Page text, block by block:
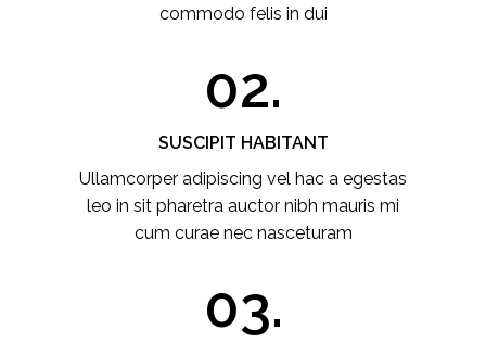
commodo felis in dui
02.
SUSCIPIT HABITANT
Ullamcorper adipiscing vel hac a egestas
leo in sit pharetra auctor nibh mauris mi
cum curae nec nasceturam
03.